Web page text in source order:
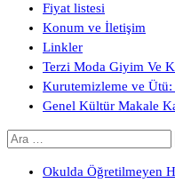
Fiyat listesi
Konum ve İletişim
Linkler
Terzi Moda Giyim Ve
Kurutemizleme ve Ütü:
Genel Kültür Makale
Arama:
Okulda Öğretilmeyen